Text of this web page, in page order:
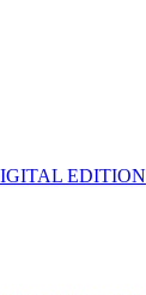
EDITION